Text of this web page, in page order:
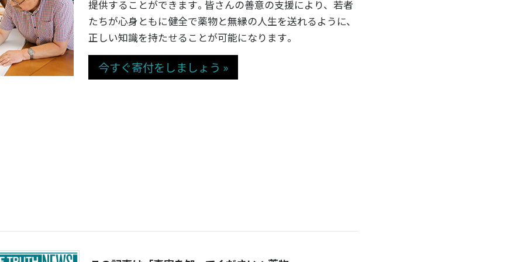
提供することができます｡ 皆さんの善意の支援により、若者
たちが心身ともに健全で薬物と無縁の人生を送れるように、
正しい知識を持たせることが可能になります｡
今すぐ寄付をしましょう »